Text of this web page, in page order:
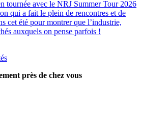
tournée avec le NRJ Summer Tour 2026
qui a fait le plein de rencontres et de
cet été pour montrer que l’industrie,
auxquels on pense parfois !
près de chez vous